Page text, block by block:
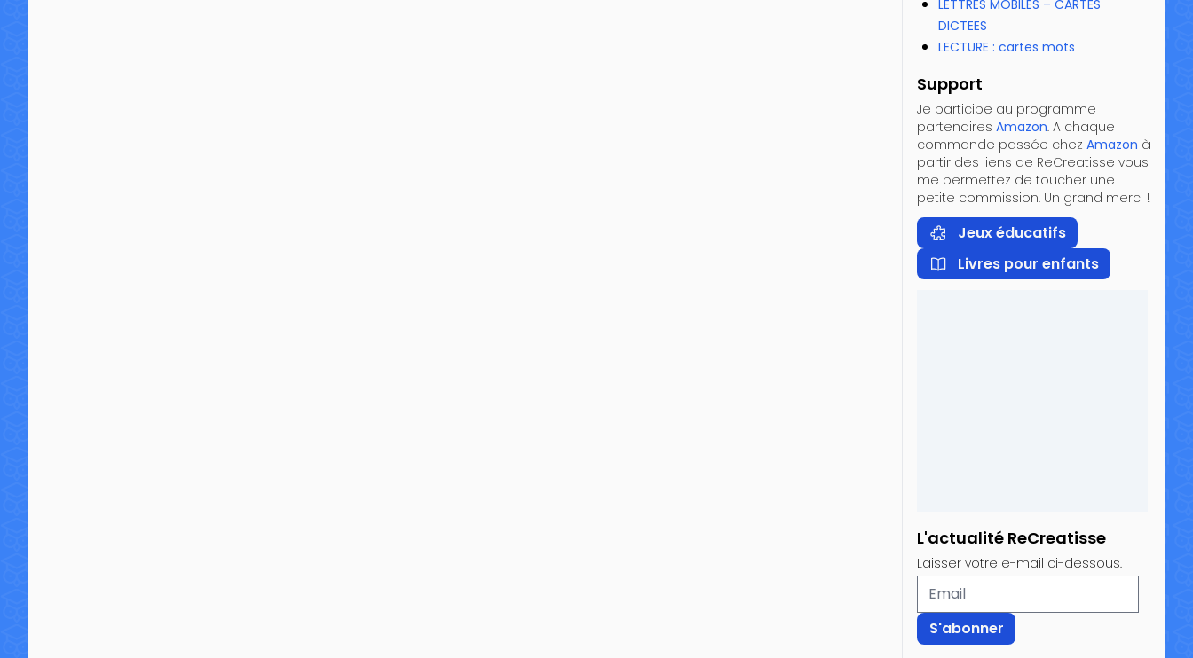
LETTRES MOBILES – CARTES
DICTEES
LECTURE : cartes mots
Support
Je participe au programme
partenaires Amazon. A chaque
commande passée chez Amazon à
partir des liens de ReCreatisse vous
me permettez de toucher une
petite commission. Un grand merci !
Jeux éducatifs
Livres pour enfants
L'actualité ReCreatisse
Laisser votre e-mail ci-dessous.